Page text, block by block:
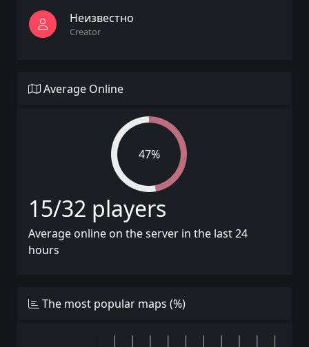
Неизвестно
Creator
Average Online
47%
15/32 players
Average online on the server in the last 24
hours
The most popular maps (%)